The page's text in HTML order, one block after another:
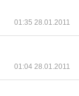
01:35 28.01.2011
01:04 28.01.2011